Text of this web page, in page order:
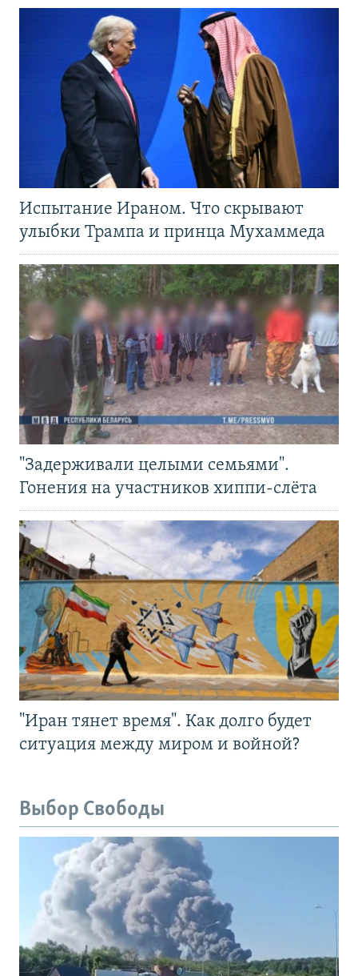
Испытание Ираном. Что скрывают
улыбки Трампа и принца Мухаммеда
"Задерживали целыми семьями".
Гонения на участников хиппи-слёта
"Иран тянет время". Как долго будет
ситуация между миром и войной?
Выбор Свободы